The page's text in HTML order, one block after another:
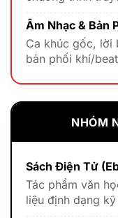
Âm Nhạc & Bản
Ca khúc gốc, lời
bản phối khí/
NHÓM
Sách Điện Tử
Tác phẩm văn
liệu định dạng